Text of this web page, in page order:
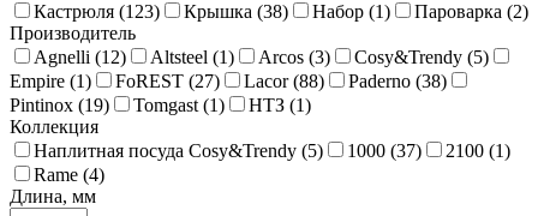
Кастрюля (123) Крышка (38) Набор (1) Пароварка (2)
Производитель
Agnelli (12) Altsteel (1) Arcos (3) Cosy&Trendy (5)
Empire (1) FoREST (27) Lacor (88) Paderno (38)
Pintinox (19) Tomgast (1) НТЗ (1)
Коллекция
Наплитная посуда Cosy&Trendy (5) 1000 (37) 2100 (1)
Rame (4)
Длина, мм